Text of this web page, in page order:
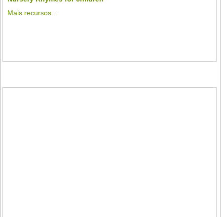
Mais recursos...